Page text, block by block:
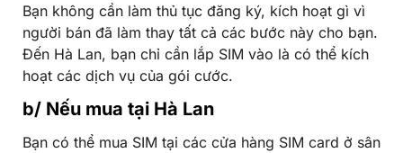
Bạn không cần làm thủ tục đăng ký, kích hoạt gì vì
người bán đã làm thay tất cả các bước này cho bạn.
Đến Hà Lan, bạn chỉ cần lắp SIM vào là có thể kích
hoạt các dịch vụ của gói cước.
b/ Nếu mua tại Hà Lan
Bạn có thể mua SIM tại các cửa hàng SIM card ở sân